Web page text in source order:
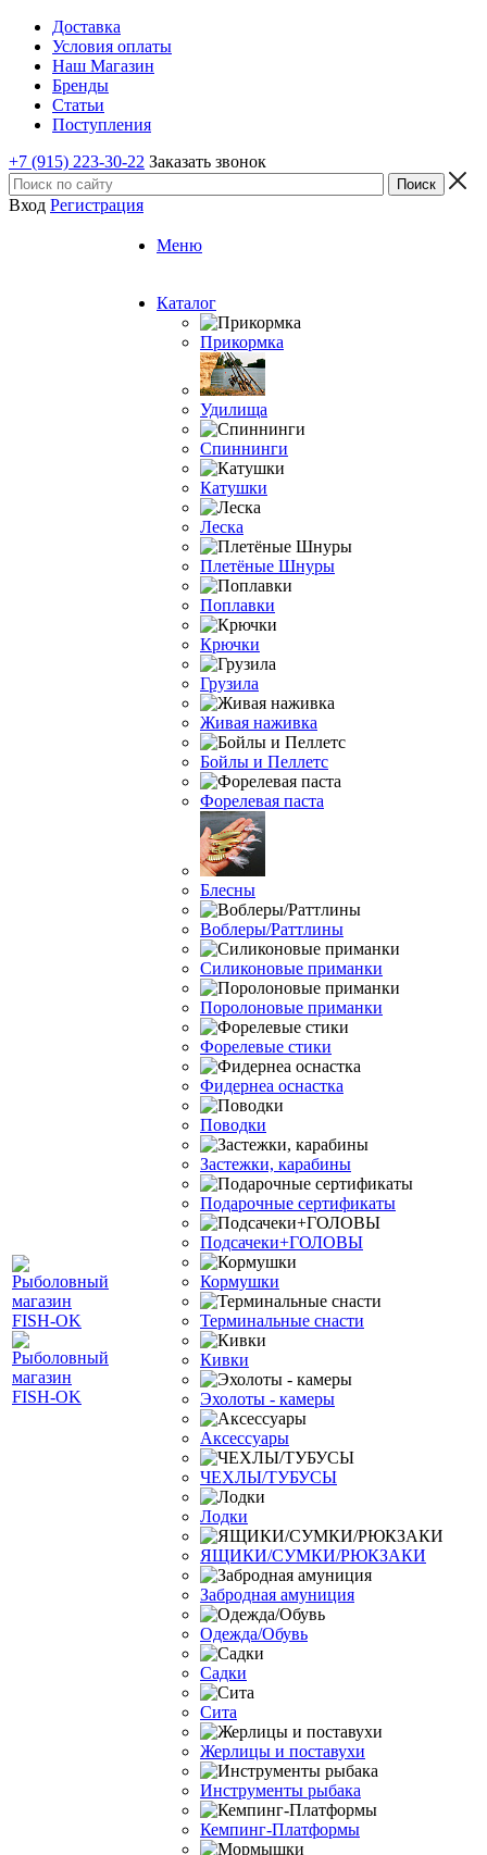
Доставка
Условия оплаты
Наш Магазин
Бренды
Статьи
Поступления
+7 (915) 223-30-22 Заказать звонок
Вход Регистрация
Меню
Каталог
Прикормка
Удилища
Спиннинги
Катушки
Леска
Плетёные Шнуры
Поплавки
Крючки
Грузила
Живая наживка
Бойлы и Пеллетс
Форелевая паста
Блесны
Воблеры/Раттлины
Силиконовые приманки
Поролоновые приманки
Форелевые стики
Фидернеа оснастка
Поводки
Застежки, карабины
Подарочные сертификаты
Подсачеки+ГОЛОВЫ
Кормушки
Терминальные снасти
Кивки
Эхолоты - камеры
Аксессуары
ЧЕХЛЫ/ТУБУСЫ
Лодки
ЯЩИКИ/СУМКИ/РЮКЗАКИ
Забродная амуниция
Одежда/Обувь
Садки
Сита
Жерлицы и поставухи
Инструменты рыбака
Кемпинг-Платформы